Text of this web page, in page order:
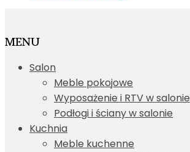
MENU
Salon
Meble pokojowe
Wyposażenie i RTV w salonie
Podłogi i ściany w salonie
Kuchnia
Meble kuchenne